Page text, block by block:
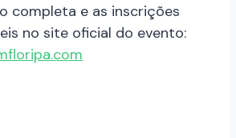
completa e as inscrições
no site oficial do evento: